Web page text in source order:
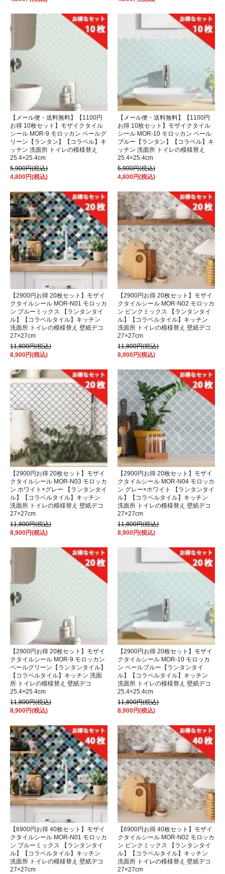
【メール便・送料無料】【1100円
お得 10枚セット】モザイクタイル
シール MOR-9 モロッカン ペールグ
リーン【ランタン】【コラベル】キ
ッチン 洗面所 トイレの模様替え
25.4×25.4cm
5,900円(税込)
4,800円(税込)
【メール便・送料無料】【1100円
お得 10枚セット】モザイクタイル
シール MOR-10 モロッカン ペール
ブルー【ランタン】【コラベル】キ
ッチン 洗面所 トイレの模様替え
25.4×25.4cm
5,900円(税込)
4,800円(税込)
【2900円お得 20枚セット】モザイ
クタイルシール MOR-N01 モロッカ
ン ブルーミックス 【ランタンタイ
ル】【コラベルタイル】キッチン
洗面所 トイレの模様替え 壁紙デコ
27×27cm
11,800円(税込)
8,900円(税込)
【2900円お得 20枚セット】モザイ
クタイルシール MOR-N02 モロッカ
ン ピンクミックス 【ランタンタイ
ル】【コラベルタイル】キッチン
洗面所 トイレの模様替え 壁紙デコ
27×27cm
11,800円(税込)
8,900円(税込)
【2900円お得 20枚セット】モザイ
クタイルシール MOR-N03 モロッカ
ン ホワイト×グレー 【ランタンタイ
ル】【コラベルタイル】キッチン
洗面所 トイレの模様替え 壁紙デコ
27×27cm
11,800円(税込)
8,900円(税込)
【2900円お得 20枚セット】モザイ
クタイルシール MOR-N04 モロッカ
ン グレー×ホワイト 【ランタンタイ
ル】【コラベルタイル】キッチン
洗面所 トイレの模様替え 壁紙デコ
27×27cm
11,800円(税込)
8,900円(税込)
【2900円お得 20枚セット】モザイ
クタイルシール MOR-9 モロッカン
ペールグリーン【ランタンタイル】
【コラベルタイル】キッチン 洗面
所 トイレの模様替え 壁紙デコ
25.4×25.4cm
11,800円(税込)
8,900円(税込)
【2900円お得 20枚セット】モザイ
クタイルシール MOR-10 モロッカ
ン ペールブルー【ランタンタイ
ル】【コラベルタイル】キッチン
洗面所 トイレの模様替え 壁紙デコ
25.4×25.4cm
11,800円(税込)
8,900円(税込)
【6900円お得 40枚セット】モザイ
クタイルシール MOR-N01 モロッカ
ン ブルーミックス 【ランタンタイ
ル】【コラベルタイル】キッチン
洗面所 トイレの模様替え 壁紙デコ
27×27cm
【6900円お得 40枚セット】モザイ
クタイルシール MOR-N02 モロッカ
ン ピンクミックス 【ランタンタイ
ル】【コラベルタイル】キッチン
洗面所 トイレの模様替え 壁紙デコ
27×27cm